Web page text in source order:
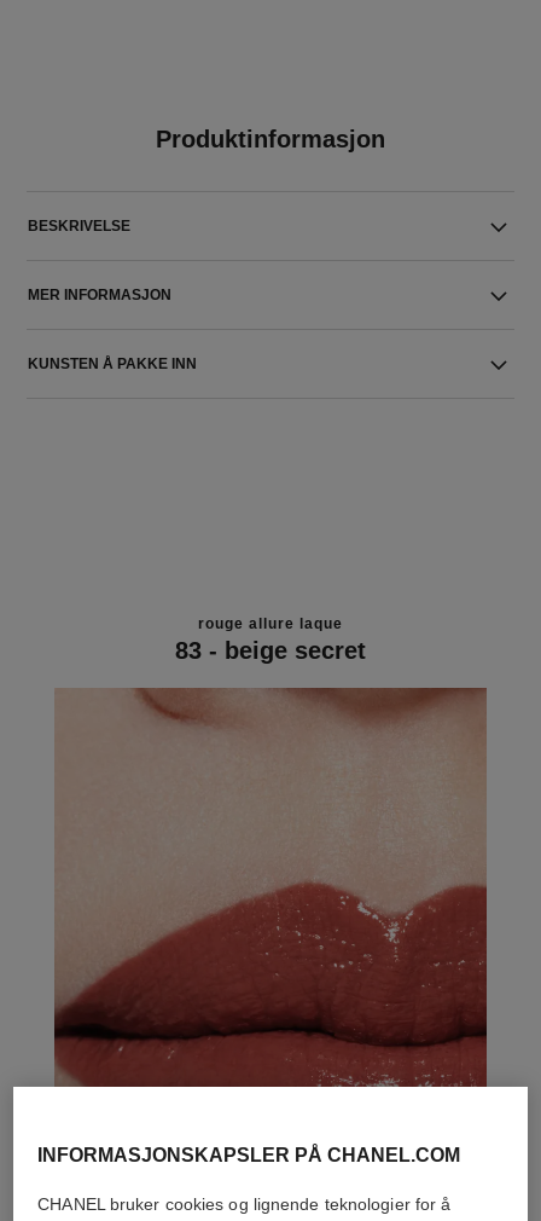
Produktinformasjon
BESKRIVELSE
MER INFORMASJON
KUNSTEN Å PAKKE INN
rouge allure laque
83 - beige secret
INFORMASJONSKAPSLER PÅ CHANEL.COM
CHANEL bruker cookies og lignende teknologier for å